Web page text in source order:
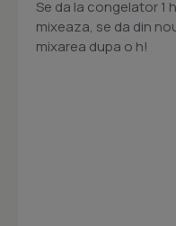
Se da la congelator 1
mixeaza, se da din
mixarea dupa o h!